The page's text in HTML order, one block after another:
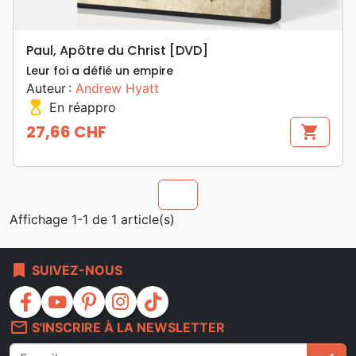
Paul, Apôtre du Christ [DVD]
Leur foi a défié un empire
Auteur : Andrew Hyatt
hourglass_top En réappro
Prix
27,66 CHF shopping_cart
Affichage 1-1 de 1 article(s)
bookmark SUIVEZ-NOUS
facebook youtube pinterest instagram
tiktok
mail_outline S'INSCRIRE À LA NEWSLETTER